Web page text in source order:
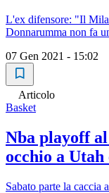
L'ex difensore: "Il
Donnarumma non fa
07 Gen 2021 - 15:02
Articolo
Basket
Nba playoff
occhio a
Sabato parte la